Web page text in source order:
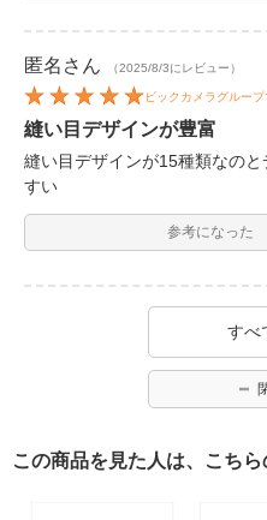
匿名 さん （2025/8/3にレビュー）
ビックカメラグループ
縫い目デザインが豊富
縫い目デザインが15種類なの
すい
参考になった
すべ
この商品を見た人は、こち